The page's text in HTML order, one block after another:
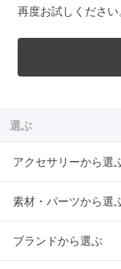
再度お試しください
選ぶ
アクセサリーから選
素材・パーツから選
ブランドから選ぶ